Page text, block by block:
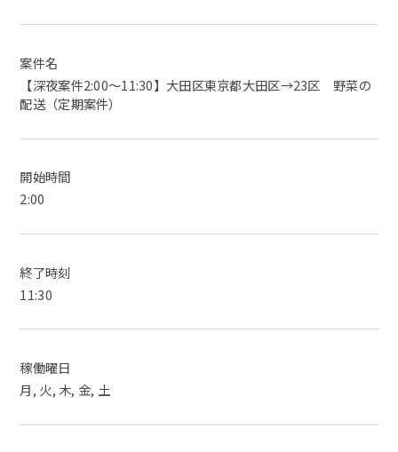
案件名
【深夜案件2:00〜11:30】大田区東京都大田区→23区 野菜の
配送（定期案件）
開始時間
2:00
終了時刻
11:30
稼働曜日
月, 火, 木, 金, 土